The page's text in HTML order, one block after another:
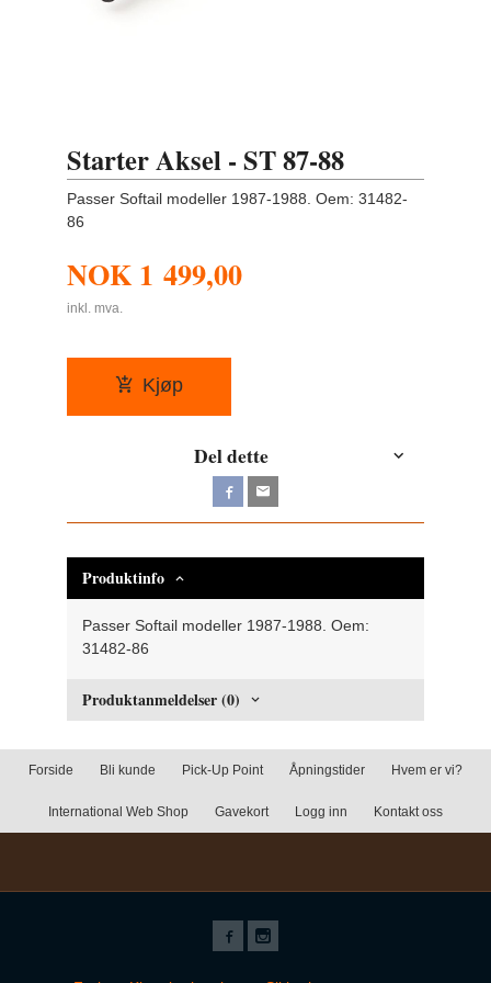
Starter Aksel - ST 87-88
Passer Softail modeller 1987-1988. Oem: 31482-
86
NOK 1 499,00
inkl. mva.
Kjøp
Del dette
Produktinfo
Passer Softail modeller 1987-1988. Oem:
31482-86
Produktanmeldelser (0)
Forside Bli kunde Pick-Up Point Åpningstider Hvem er vi?
International Web Shop Gavekort Logg inn Kontakt oss